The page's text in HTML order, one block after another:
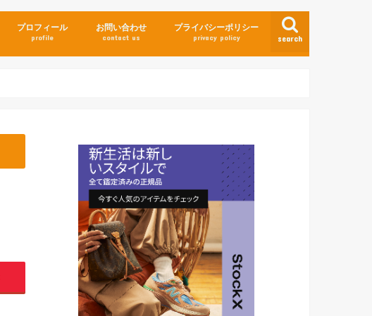
search
プロフィール
profile
お問い合わせ
contact us
プライバシーポリシー
privacy policy